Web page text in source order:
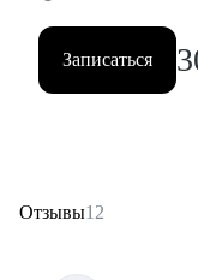
Записаться
Отзывы12